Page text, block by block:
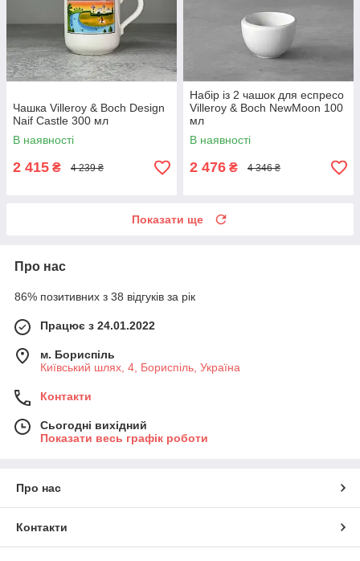
Чашка Villeroy & Boch Design
Naif Castle 300 мл
В наявності
2 415 ₴ 4 239 ₴
Набір із 2 чашок для еспресо
Villeroy & Boch NewMoon 100
мл
В наявності
2 476 ₴ 4 346 ₴
Показати ще
Про нас
86% позитивних з 38 відгуків за рік
Працює з 24.01.2022
м. Бориспіль
Київський шлях, 4, Бориспіль, Україна
Контакти
Сьогодні вихідний
Показати весь графік роботи
Про нас
Контакти